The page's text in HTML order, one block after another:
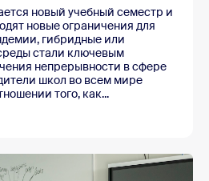
новый учебный семестр и
новые ограничения для
гибридные или
стали ключевым
непрерывности в сфере
школ во всем мире
того, как...